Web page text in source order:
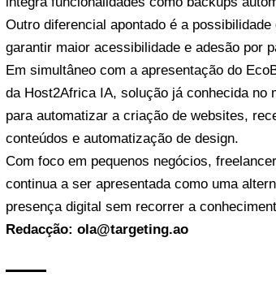
Outro diferencial apontado é a
garantir maior acessibilidade e adesão por
Em simultâneo com a apresentação do
da Host2Africa IA, solução já conhecida no
para automatizar a criação de websites,
conteúdos e automatização de design.
Com foco em pequenos negócios,
continua a ser apresentada como uma
presença digital sem recorrer a
Redacção: ola@targeting.ao